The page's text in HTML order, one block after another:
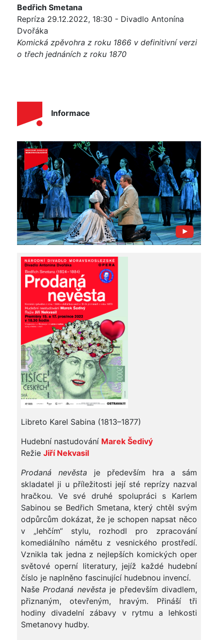
Bedřich Smetana
Repríza 29.12.2022, 18:30 - Divadlo Antonína
Dvořáka
Komická zpěvohra z roku 1866 v definitivní verzi
o třech jednáních z roku 1870
Informace
Libreto Karel Sabina (1813–1877)
Hudební nastudování Marek Šedivý
Režie Jiří Nekvasil
Prodaná nevěsta je především hra a sám
skladatel ji u příležitosti její sté reprízy nazval
hračkou. Ve své druhé spolupráci s Karlem
Sabinou se Bedřich Smetana, který chtěl svým
odpůrcům dokázat, že je schopen napsat něco
v „lehčím“ stylu, rozhodl pro zpracování
komediálního námětu z vesnického prostředí.
Vznikla tak jedna z nejlepších komických oper
světové operní literatury, jejíž každé hudební
číslo je naplněno fascinující hudebnou invencí.
NašeProdaná nevěsta je především divadlem,
přiznaným, otevřeným, hravým. Přináší tři
hodiny divadelní zábavy v rytmu a lehkosti
Smetanovy hudby.